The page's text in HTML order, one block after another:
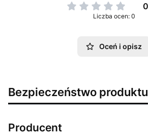
Liczba ocen: 0
Oceń i opisz
Bezpieczeństwo produktu
Producent